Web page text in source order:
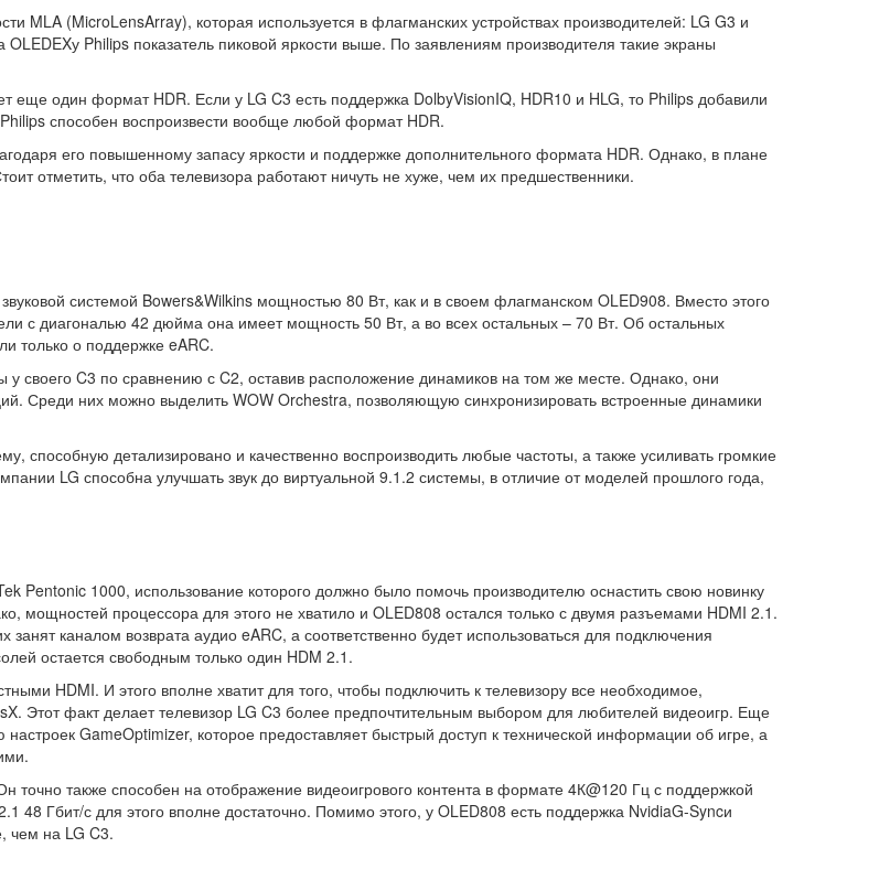
MLA (MicroLensArray), которая используется в флагманских устройствах производителей: LG G3 и
Philips показатель пиковой яркости выше. По заявлениям производителя такие экраны
еще один формат HDR. Если у LG C3 есть поддержка DolbyVisionIQ, HDR10 и HLG, то Philips добавили
способен воспроизвести вообще любой формат HDR.
его повышенному запасу яркости и поддержке дополнительного формата HDR. Однако, в плане
отметить, что оба телевизора работают ничуть не хуже, чем их предшественники.
системой Bowers&Wilkins мощностью 80 Вт, как и в своем флагманском OLED908. Вместо этого
с диагональю 42 дюйма она имеет мощность 50 Вт, а во всех остальных – 70 Вт. Об остальных
только о поддержке eARC.
своего C3 по сравнению с C2, оставив расположение динамиков на том же месте. Однако, они
Среди них можно выделить WOW Orchestra, позволяющую синхронизировать встроенные динамики
способную детализировано и качественно воспроизводить любые частоты, а также усиливать громкие
LG способна улучшать звук до виртуальной 9.1.2 системы, в отличие от моделей прошлого года,
Pentonic 1000, использование которого должно было помочь производителю оснастить свою новинку
мощностей процессора для этого не хватило и OLED808 остался только с двумя разъемами HDMI 2.1.
каналом возврата аудио eARC, а соответственно будет использоваться для подключения
остается свободным только один HDM 2.1.
HDMI. И этого вполне хватит для того, чтобы подключить к телевизору все необходимое,
Этот факт делает телевизор LG C3 более предпочтительным выбором для любителей видеоигр. Еще
GameOptimizer, которое предоставляет быстрый доступ к технической информации об игре, а
точно также способен на отображение видеоигрового контента в формате 4К@120 Гц с поддержкой
48 Гбит/с для этого вполне достаточно. Помимо этого, у OLED808 есть поддержка NvidiaG-Syncи
чем на LG C3.